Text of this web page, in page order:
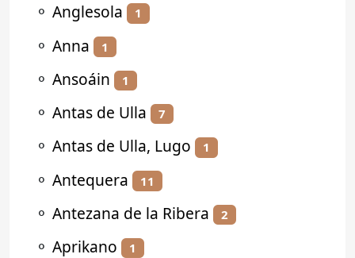
⚬ Anglesola 1
⚬ Anna 1
⚬ Ansoáin 1
⚬ Antas de Ulla 7
⚬ Antas de Ulla, Lugo 1
⚬ Antequera 11
⚬ Antezana de la Ribera 2
⚬ Aprikano 1